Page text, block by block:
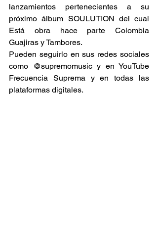
lanzamientos pertenecientes a su
próximo álbum SOULUTION del cual
Está obra hace parte Colombia
Guajiras y Tambores.
Pueden seguirlo en sus redes sociales
como @supremomusic y en YouTube
Frecuencia Suprema y en todas las
plataformas digitales.